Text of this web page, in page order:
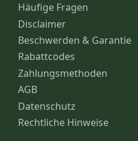
Häufige Fragen
Disclaimer
Beschwerden & Garantie
Rabattcodes
Zahlungsmethoden
AGB
Datenschutz
Rechtliche Hinweise